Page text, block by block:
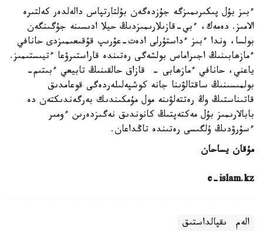
ءبىز بۇل پىكىرىمىزگە جۇزدەگەن بۇلتارتپاس دالەلدەر كەلتىرە
الامىز. دەمەك، ءبي-قازىلارىمىزدىڭ حيلا ادىسىنە جۇگىنگەن
بولسا، وندا ءبىز ءداستۇرلى ادەت-عۇرىپ قۇقىعىمىزدى حانافي
ءمازھابىنىڭ اجىراماس بولشەگى رەتىندە قاراستىرۋعا ءتيىستىمىز.
ياعني، حانافي ءمازھابى - قازاق حالقىنىڭ تابيعي ءبىتىم-
بولمىسىنىڭ ساقتالۋىنا جانە كوشپەلىلەردەگى قوعامدىق
قاتىناستىڭ وڭ رەتتەلۋىنە مول مۇمكىندىك بەرگەندىكتەن دە
بابالارىمىز بۇل مەكتەپتىڭ كانوندىق نەگىزدەرىن ءومىر
ءسۇرۋدىڭ ۇلگىسى رەتىندە تاڭداعان.
مۇقان يساحان
e-islam.kz
الەم ىقپالداستىق